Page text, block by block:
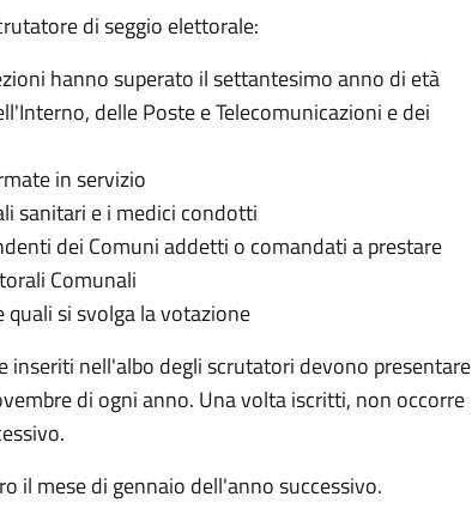
di seggio elettorale:
hanno superato il settantesimo anno di età
delle Poste e Telecomunicazioni e dei
in servizio
sanitari e i medici condotti
dei Comuni addetti o comandati a prestare
Comunali
si svolga la votazione
inseriti nell'albo degli scrutatori devono presentare
di ogni anno. Una volta iscritti, non occorre
il mese di gennaio dell'anno successivo.